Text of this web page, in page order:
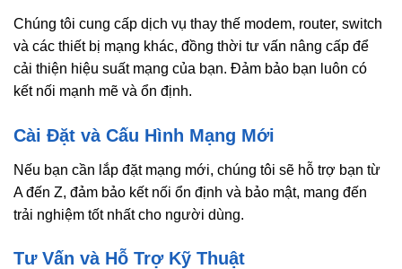
Chúng tôi cung cấp dịch vụ thay thế modem, router, switch
và các thiết bị mạng khác, đồng thời tư vấn nâng cấp để
cải thiện hiệu suất mạng của bạn. Đảm bảo bạn luôn có
kết nối mạnh mẽ và ổn định.
Cài Đặt và Cấu Hình Mạng Mới
Nếu bạn cần lắp đặt mạng mới, chúng tôi sẽ hỗ trợ bạn từ
A đến Z, đảm bảo kết nối ổn định và bảo mật, mang đến
trải nghiệm tốt nhất cho người dùng.
Tư Vấn và Hỗ Trợ Kỹ Thuật